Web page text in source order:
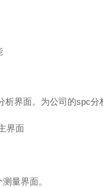
界面。为公司的spc分
界面
量界面。